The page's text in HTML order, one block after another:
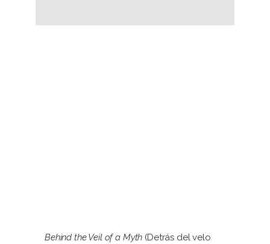
Behind the Veil of a Myth (Detrás del velo